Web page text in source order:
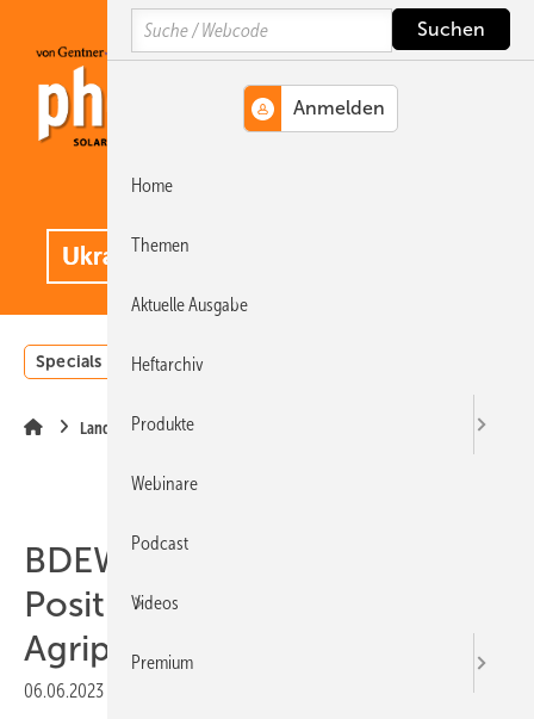
Hauptinhalt
Hauptmenü
SiteSearch
Specials Einstrahlungsatlas
Landwirtschaft
BDEW veröffentlicht
Positionspapier zur
Agriphotovoltaik
06.06.2023
Search
Home
Themen
Aktuelle Ausgabe
Heftarchiv
Produkte
Webinare
Podcast
Videos
Premium